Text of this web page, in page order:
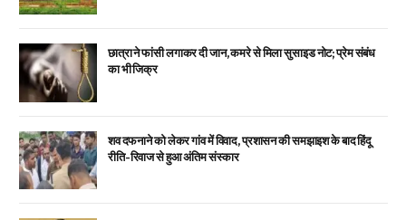
छात्रा ने फांसी लगाकर दी जान, कमरे से मिला सुसाइड नोट; प्रेम संबंध
का भी जिक्र
शव दफनाने को लेकर गांव में विवाद, प्रशासन की समझाइश के बाद हिंदू
रीति-रिवाज से हुआ अंतिम संस्कार